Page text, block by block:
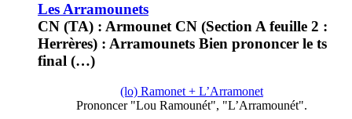
Les Arramounets
CN (TA) : Armounet CN (Section A feuille 2 :
Herrères) : Arramounets Bien prononcer le ts
final (…)
(lo) Ramonet + L’Arramonet
Prononcer "Lou Ramounét", "L’Arramounét".